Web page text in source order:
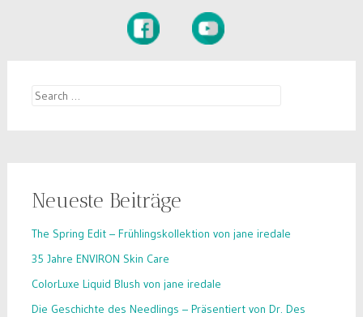
Search
Neueste Beiträge
The Spring Edit – Frühlingskollektion von jane iredale
35 Jahre ENVIRON Skin Care
ColorLuxe Liquid Blush von jane iredale
Die Geschichte des Needlings – Präsentiert von Dr. Des